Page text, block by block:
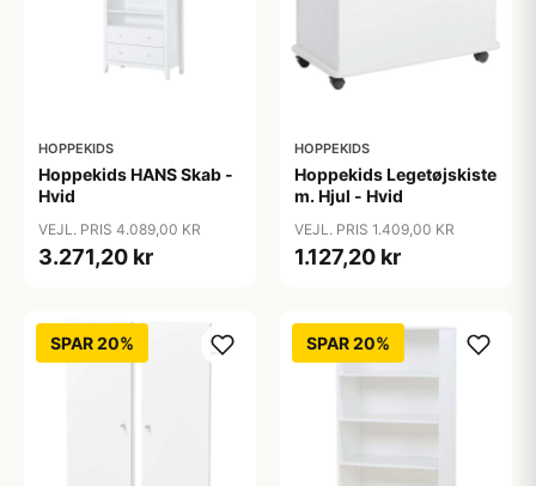
HOPPEKIDS
Hoppekids HANS Skab -
Hvid
VEJL. PRIS 4.089,00 KR
3.271,20 kr
HOPPEKIDS
Hoppekids Legetøjskiste
m. Hjul - Hvid
VEJL. PRIS 1.409,00 KR
1.127,20 kr
SPAR 20% SPAR 20%